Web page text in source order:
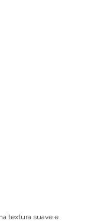
textura suave e